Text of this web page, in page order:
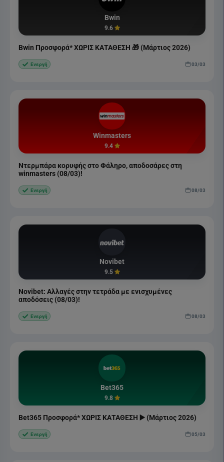
Bwin
9.6
Bwin Προσφορά* ΧΩΡΙΣ ΚΑΤΑΘΕΣΗ 🎁 (Μάρτιος 2026)
Ενεργή 03/03
Winmasters
9.4
Ντερμπάρα κορυφής στο Φάληρο, αποδοσάρες στη
winmasters (08/03)!
Ενεργή 08/03
Novibet
9.5
Novibet: Αλλαγές στην τετράδα με ενισχυμένες
αποδόσεις (08/03)!
Ενεργή 08/03
Bet365
9.8
Bet365 Προσφορά* ΧΩΡΙΣ ΚΑΤΑΘΕΣΗ ▶️ (Μάρτιος 2026)
Ενεργή 05/03